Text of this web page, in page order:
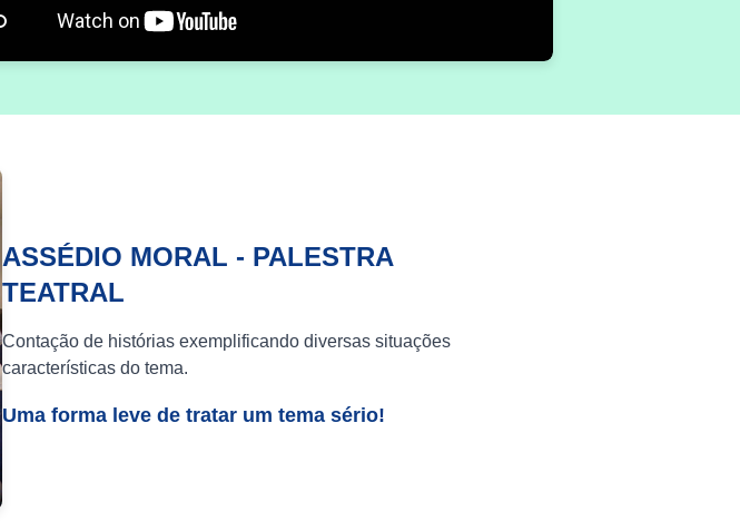
ASSÉDIO MORAL - PALESTRA
TEATRAL
Contação de histórias exemplificando diversas situações
características do tema.
Uma forma leve de tratar um tema sério!